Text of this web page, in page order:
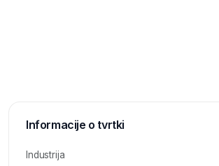
Informacije o tvrtki
Industrija